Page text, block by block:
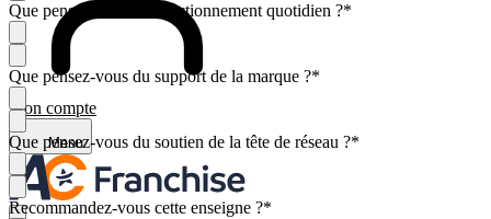
Mon compte
Menu
Que pensez-vous du fonctionnement quotidien ?*
Que pensez-vous du support de la marque ?*
Que pensez-vous du soutien de la tête de réseau ?*
Recommandez-vous cette enseigne ?*